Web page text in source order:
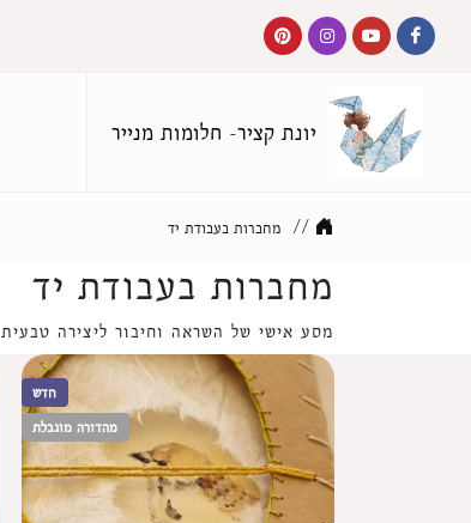
יונת קציר- חלומות מנייר
// מחברות בעבודת יד
מחברות בעבודת יד
מסע אישי של השראה וחיבור ליצירה טבעית
חדש
מהדורה מוגבלת